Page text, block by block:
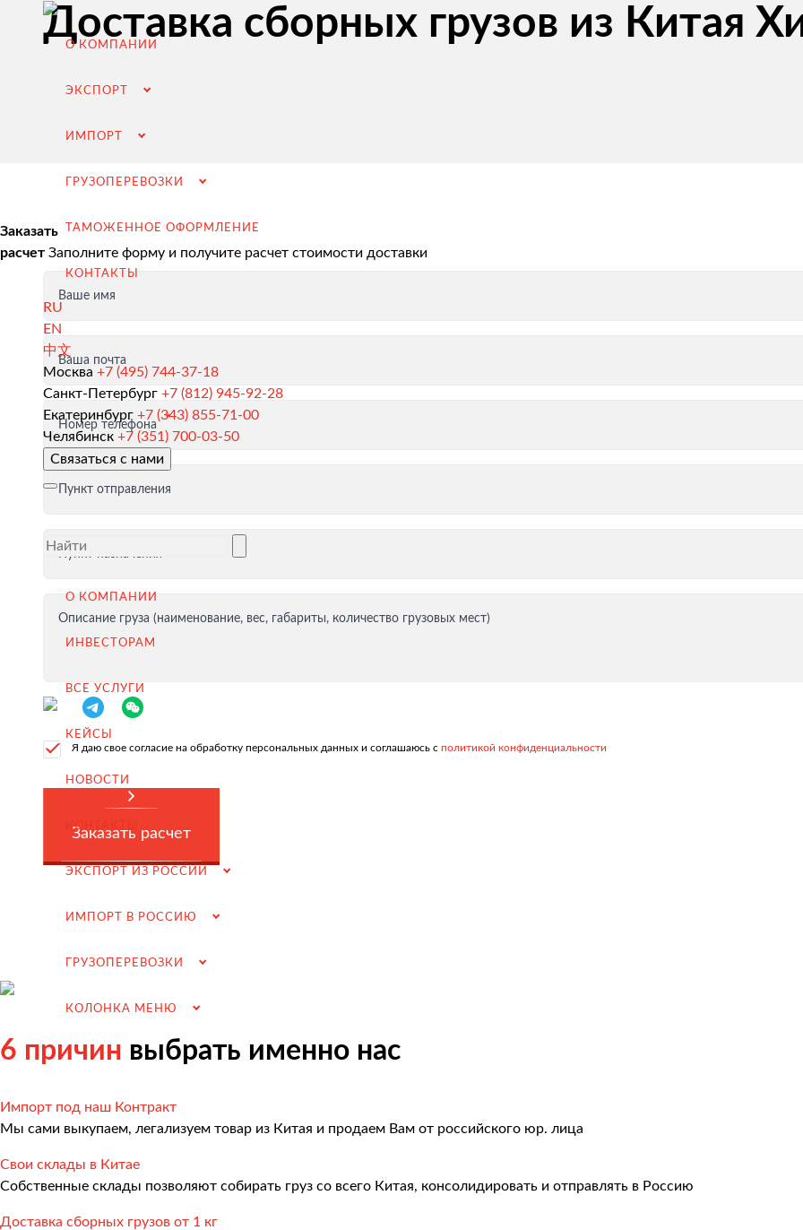
О КОМПАНИИ
ЭКСПОРТ
ИМПОРТ
ГРУЗОПЕРЕВОЗКИ
ТАМОЖЕННОЕ ОФОРМЛЕНИЕ
КОНТАКТЫ
RU
EN
中文
Москва +7 (495) 744-37-18
Санкт-Петербург +7 (812) 945-92-28
Екатеринбург +7 (343) 855-71-00
Челябинск +7 (351) 700-03-50
Связаться с нами
О КОМПАНИИ
ИНВЕСТОРАМ
ВСЕ УСЛУГИ
КЕЙСЫ
НОВОСТИ
КОНТАКТЫ
ЭКСПОРТ ИЗ РОССИИ
ИМПОРТ В РОССИЮ
ГРУЗОПЕРЕВОЗКИ
КОЛОНКА МЕНЮ
Экспорт из России
Заключение контрактов и согласование условий поставки
Таможенное оформление и разрешительная документация
Доставка товара иностранному покупателю
Завершение сделки
Продвижение на внешние рынки
Подбор поставщиков в России
(для иностранных компаний)
Импорт в Россию
Импорт из Китая
Заключение контрактов и согласование условий поставки
Таможенное оформление и разрешительная документация
Доставка товара российскому покупателю
Продвижение на российском рынке
.
Грузоперевозки из Китая
Международные перевозки
Доставка сборных грузов из Китая
Заказать
расчет Заполните форму и получите расчет стоимости доставки
Ваше имя
Ваша почта
Номер телефона
Пункт отправления
Пункт назначения
Описание груза (наименование, вес, габариты, количество грузовых мест)
Я даю свое согласие на обработку персональных данных и соглашаюсь с политикой конфиденциальности
Заказать расчет
6 причин выбрать именно нас
Импорт под наш Контракт
Мы сами выкупаем, легализуем товар из Китая и продаем Вам от российского юр. лица
Свои склады в Китае
Собственные склады позволяют собирать груз со всего Китая, консолидировать и отправлять в Россию
Доставка сборных грузов от 1 кг